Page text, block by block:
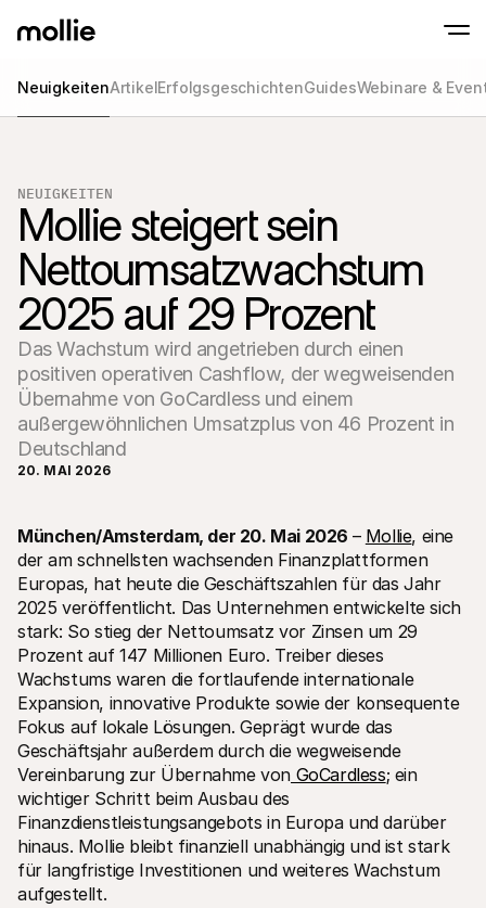
Mollie-Checkout
Personalisieren Sie
für eine höhere
Wiederkehrende
Erhalten Sie
Abo-Zahlungen
Acceptance & Risk
Verhindern Sie
maximieren Sie die
Partner
Für Agenturen
Erfahren Sie mehr über unser Agentur-Partnerprogramm
Für
Technische Ressourcen
Developer-Portal
Entdecken Sie unsere Ressourcen und Updates für
Bibliotheken
Integrieren Sie Mollie mit unseren Plug-and-Play-Paketen
Discord community
Werden Sie Teil der Entwickler-Community
Über Mollie
Preise
Sehen Sie sich unsere Preise an
Über uns
Unsere Story und Werte
News
Lesen Sie aktuelle Mollie-
für Ihr
NeuigkeitenArtikelErfolgsgeschichtenGuidesWebinare &
NEUIGKEITEN
Mollie steigert sein
Nettoumsatzwachstum
2025 auf 29 Prozent
Das Wachstum wird angetrieben durch einen
positiven operativen Cashflow, der wegweisenden
Übernahme von GoCardless und einem
außergewöhnlichen Umsatzplus von 46 Prozent in
Deutschland
20. MAI 2026
München/Amsterdam, der 20. Mai 2026 – Mollie, eine
der am schnellsten wachsenden Finanzplattformen
Europas, hat heute die Geschäftszahlen für das Jahr
2025 veröffentlicht. Das Unternehmen entwickelte sich
stark: So stieg der Nettoumsatz vor Zinsen um 29
Prozent auf 147 Millionen Euro. Treiber dieses
Wachstums waren die fortlaufende internationale
Expansion, innovative Produkte sowie der konsequente
Fokus auf lokale Lösungen. Geprägt wurde das
Geschäftsjahr außerdem durch die wegweisende
Vereinbarung zur Übernahme von GoCardless; ein
wichtiger Schritt beim Ausbau des
Finanzdienstleistungsangebots in Europa und darüber
hinaus. Mollie bleibt finanziell unabhängig und ist stark
für langfristige Investitionen und weiteres Wachstum
aufgestellt.